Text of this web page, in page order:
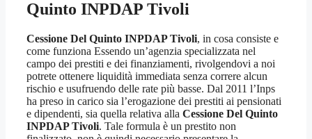
Quinto INPDAP Tivoli
Cessione Del Quinto INPDAP Tivoli, in cosa consiste e
come funziona Essendo un’agenzia specializzata nel
campo dei prestiti e dei finanziamenti, rivolgendovi a noi
potrete ottenere liquidità immediata senza correre alcun
rischio e usufruendo delle rate più basse. Dal 2011 l’Inps
ha preso in carico sia l’erogazione dei prestiti ai pensionati
e dipendenti, sia quella relativa alla Cessione Del Quinto
INPDAP Tivoli. Tale formula è un prestito non